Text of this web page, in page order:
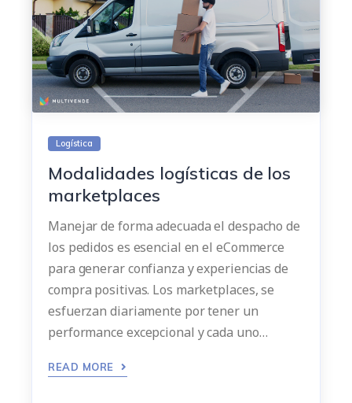
Logística
Modalidades logísticas de los
marketplaces
Manejar de forma adecuada el despacho de
los pedidos es esencial en el eCommerce
para generar confianza y experiencias de
compra positivas. Los marketplaces, se
esfuerzan diariamente por tener un
performance excepcional y cada uno…
READ MORE